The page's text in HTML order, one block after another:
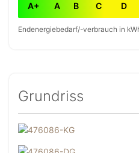
A+ A B C D
Endenergiebedarf/-verbrauch in
Grundriss